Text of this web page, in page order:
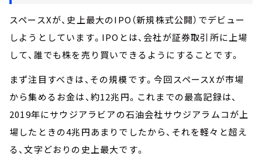
スペースXが、史上最大のIPO（新規株式公開）でデビュー
しようとしています。IPOとは、会社が証券取引所に上場
して、誰でも株を売り買いできるようにすることです。
まず注目すべきは、その規模です。今回スペースXが市場
から集めるお金は、約12兆円。これまでの最高記録は、
2019年にサウジアラビアの石油会社サウジアラムコが上
場したときの4兆円あまりでしたから、それを軽々と超え
る、文字どおりの史上最大です。